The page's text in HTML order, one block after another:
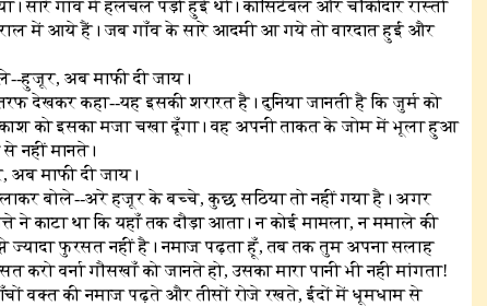
सारे गाँव में हलचल पड़ी हुई थी। कांसिटेबल और चौकीदार रास्तों
में आये हैं। जब गाँव के सारे आदमी आ गये तो वारदात हुई और
हुजूर, अब माफी दी जाय।
देखकर कहा--यह इसकी शरारत है। दुनिया जानती है कि जुर्म को
को इसका मजा चखा दूँगा। वह अपनी ताकत के जोम में भूला हुआ
नहीं मानते।
अब माफी दी जाय।
बोले--अरे हजूर के बच्चे, कुछ सठिया तो नहीं गया है। अगर
ने काटा था कि यहाँ तक दौड़ा आता। न कोई मामला, न ममाले की
ज्यादा फुरसत नहीं है। नमाज पढ़ता हूँ, तब तक तुम अपना सलाह
वर्ना गौसखाँ को जानते हो, उसका मारा पानी भी नही मांगता!
वक्त की नमाज पढ़ते और तीसों रोजे रखते, ईदों में धूमधाम से